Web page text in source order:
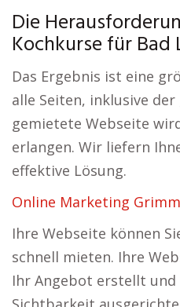
Die
Kochkurse für Bad
Das Ergebnis ist eine
alle Seiten, inklusive
gemietete Webseite
erlangen. Wir liefern
effektive Lösung.
Online Marketing
Ihre Webseite können
schnell mieten. Ihre
Ihr Angebot erstellt und